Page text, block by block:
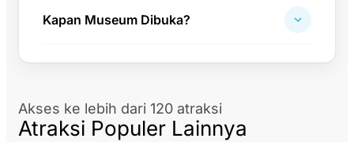
Kapan Museum Dibuka?
Akses ke lebih dari 120 atraksi
Atraksi Populer Lainnya